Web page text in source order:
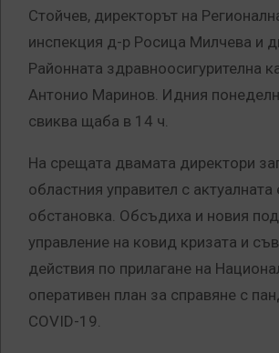
Стойчев, директорът на
инспекция д-р Росица Милчева и
Районната здравноосигурителна
Антонио Маринов. Идния
свиква щаба в 14 ч.
На срещата двамата директори
областния управител с
обстановка. Обсъдиха и новия
управление на ковид кризата и
действия по прилагане на
оперативен план за справяне с
COVID-19.